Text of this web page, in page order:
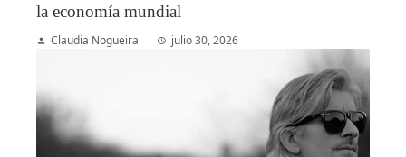
la economía mundial
Claudia Nogueira julio 30, 2026